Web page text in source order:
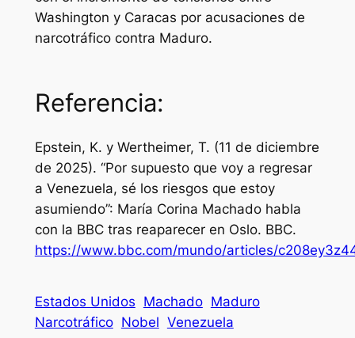
Washington y Caracas por acusaciones de
narcotráfico contra Maduro.
Referencia:
Epstein, K. y Wertheimer, T. (11 de diciembre
de 2025). “Por supuesto que voy a regresar
a Venezuela, sé los riesgos que estoy
asumiendo”: María Corina Machado habla
con la BBC tras reaparecer en Oslo. BBC.
https://www.bbc.com/mundo/articles/
Estados Unidos Machado Maduro
Narcotráfico Nobel Venezuela